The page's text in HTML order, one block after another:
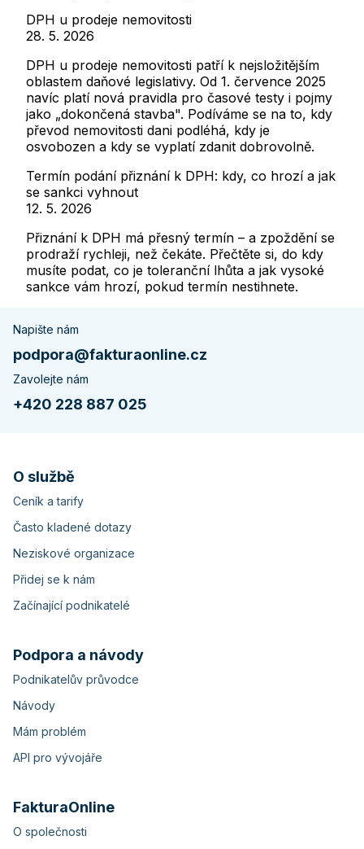
DPH u prodeje nemovitosti
28. 5. 2026
DPH u prodeje nemovitosti patří k nejsložitějším
oblastem daňové legislativy. Od 1. července 2025
navíc platí nová pravidla pro časové testy i pojmy
jako „dokončená stavba". Podíváme se na to, kdy
převod nemovitosti dani podléhá, kdy je
osvobozen a kdy se vyplatí zdanit dobrovolně.
Termín podání přiznání k DPH: kdy, co hrozí a jak
se sankci vyhnout
12. 5. 2026
Přiznání k DPH má přesný termín – a zpoždění se
prodraží rychleji, než čekáte. Přečtěte si, do kdy
musíte podat, co je toleranční lhůta a jak vysoké
sankce vám hrozí, pokud termín nestihnete.
Napište nám
podpora@fakturaonline.cz
Zavolejte nám
+420 228 887 025
O službě
Ceník a tarify
Často kladené dotazy
Neziskové organizace
Přidej se k nám
Začínající podnikatelé
Podpora a návody
Podnikatelův průvodce
Návody
Mám problém
API pro vývojáře
FakturaOnline
O společnosti